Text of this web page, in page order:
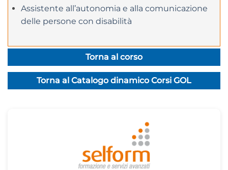
Assistente all’autonomia e alla comunicazione
delle persone con disabilità
Torna al corso
Torna al Catalogo dinamico Corsi GOL